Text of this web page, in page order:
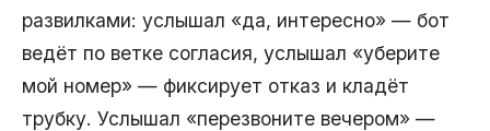
развилками: услышал «да, интересно» — бот
ведёт по ветке согласия, услышал «уберите
мой номер» — фиксирует отказ и кладёт
трубку. Услышал «перезвоните вечером» —